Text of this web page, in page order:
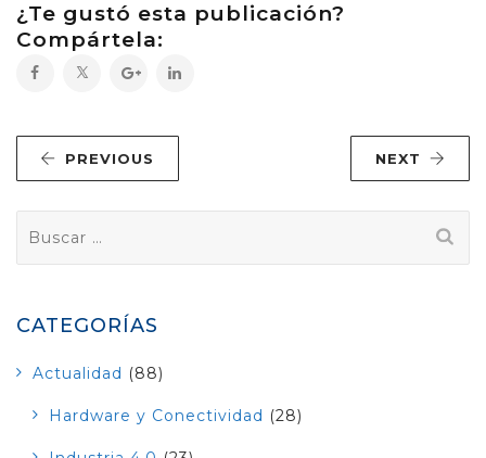
¿Te gustó esta publicación?
Compártela:
PREVIOUS NEXT
CATEGORÍAS
Actualidad (88)
Hardware y Conectividad (28)